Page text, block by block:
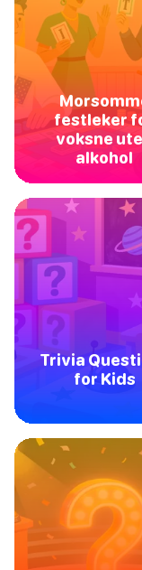
festleker
voksne
alkohol
Trivia
for Kids